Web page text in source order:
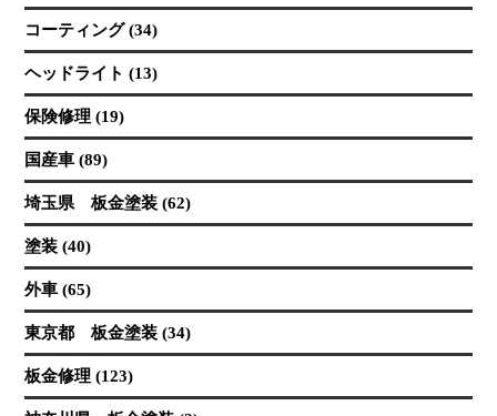
コーティング (34)
ヘッドライト (13)
保険修理 (19)
国産車 (89)
埼玉県 板金塗装 (62)
塗装 (40)
外車 (65)
東京都 板金塗装 (34)
板金修理 (123)